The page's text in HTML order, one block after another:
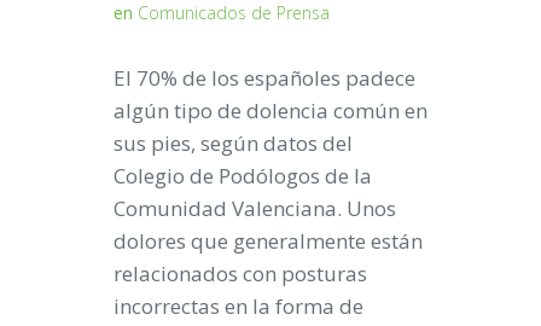
en Comunicados de Prensa
El 70% de los españoles padece
algún tipo de dolencia común en
sus pies, según datos del
Colegio de Podólogos de la
Comunidad Valenciana. Unos
dolores que generalmente están
relacionados con posturas
incorrectas en la forma de